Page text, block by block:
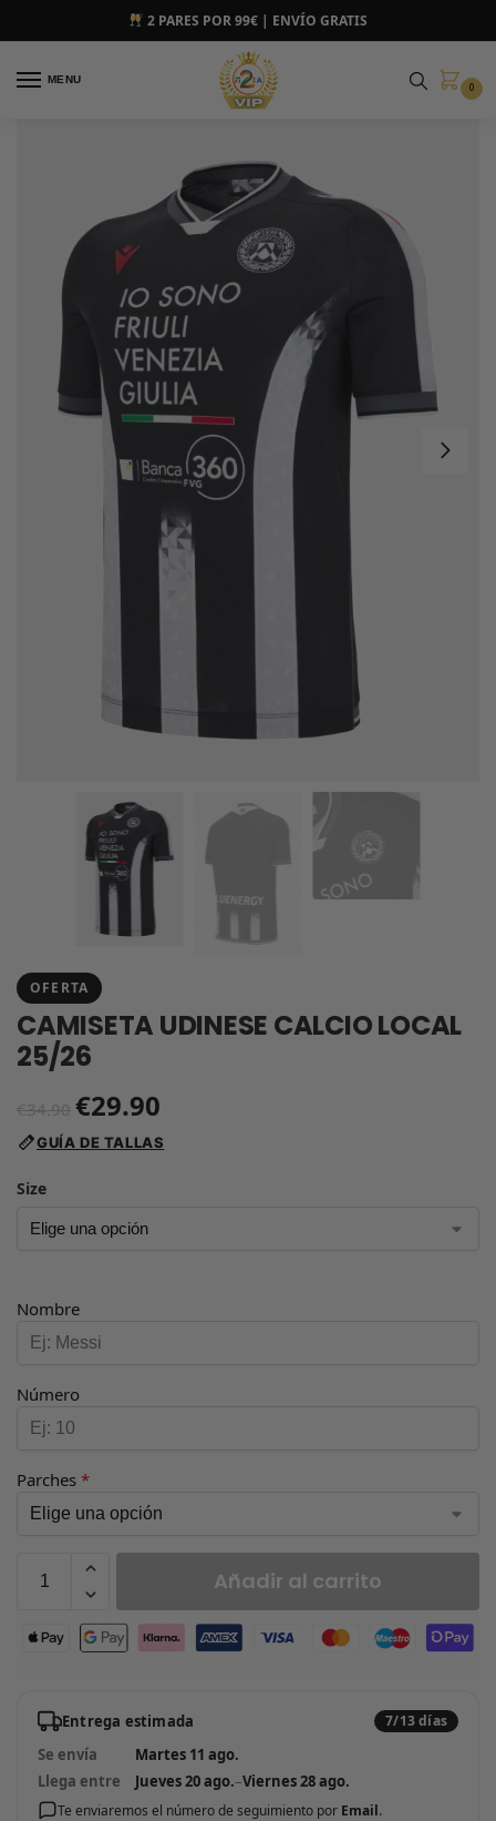
2 PARES POR 99€ | ENVÍO GRATIS
MENU
0
OFERTA
CAMISETA UDINESE CALCIO LOCAL
25/26
€34.90 €29.90
GUÍA DE TALLAS
Size
Nombre
Número
Parches *
Añadir al carrito
Entrega estimada 7/13 días
Se envía
Martes 11 ago.
Llega entre
Jueves 20 ago.–Viernes 28 ago.
Te enviaremos el número de seguimiento por Email.